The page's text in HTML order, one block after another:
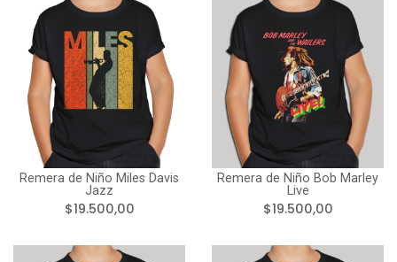
Remera de Niño Miles Davis
Jazz
$19.500,00
Remera de Niño Bob Marley
Live
$19.500,00